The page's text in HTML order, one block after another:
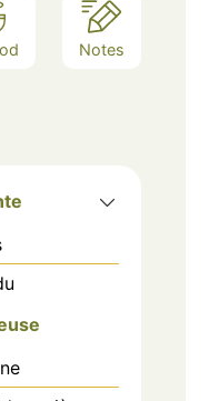
Notes